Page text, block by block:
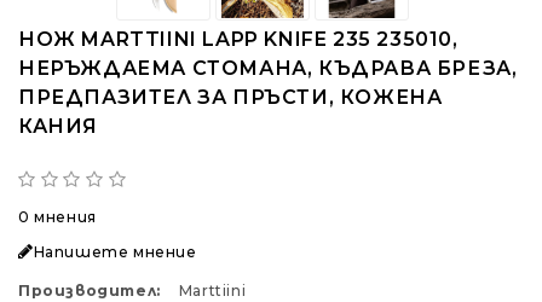
НОЖ MARTTIINI LAPP KNIFE 235 235010,
НЕРЪЖДАЕМА СТОМАНА, КЪДРАВА БРЕЗА,
ПРЕДПАЗИТЕЛ ЗА ПРЪСТИ, КОЖЕНА
КАНИЯ
0 мнения
Напишете мнение
Производител:
Marttiini